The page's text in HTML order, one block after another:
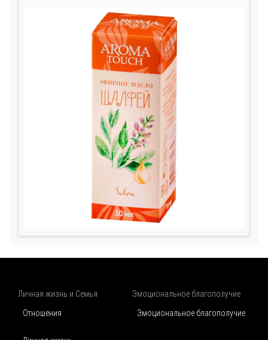
Личная жизнь и Семья
Отношения
Эмоциональное благополучие
Эмоциональное благополучие